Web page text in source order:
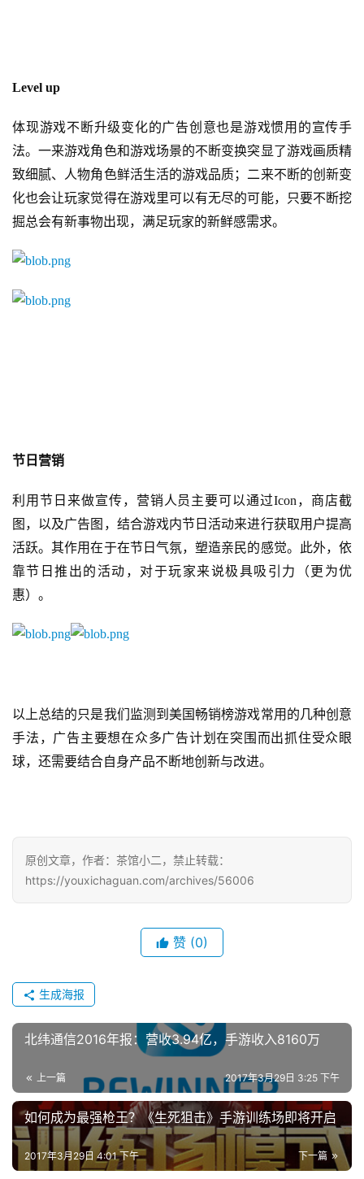
届
茶
7
0
上
站
中
国
)
Level up
体现游戏不断升级变化的广告创意也是游戏惯用的宣传手
法。一来游戏角色和游戏场景的不断变换突显了游戏画质精
致细腻、人物角色鲜活生活的游戏品质；二来不断的创新变
化也会让玩家觉得在游戏里可以有无尽的可能，只要不断挖
掘总会有新事物出现，满足玩家的新鲜感需求。
节日营销
利用节日来做宣传，营销人员主要可以通过Icon，商店截
图，以及广告图，结合游戏内节日活动来进行获取用户提高
活跃。其作用在于在节日气氛，塑造亲民的感觉。此外，依
靠节日推出的活动，对于玩家来说极具吸引力（更为优
惠）。
以上总结的只是我们监测到美国畅销榜游戏常用的几种创意
手法，广告主要想在众多广告计划在突围而出抓住受众眼
球，还需要结合自身产品不断地创新与改进。
原创文章，作者：茶馆小二，禁止转载：
https://youxichaguan.com/archives/56006
赞 (0)
生成海报
北纬通信2016年报：营收3.94亿，手游收入8160万
上一篇 2017年3月29日 3:25 下午
如何成为最强枪王？《生死狙击》手游训练场即将开启
下一篇
2017年3月29日 4:01 下午